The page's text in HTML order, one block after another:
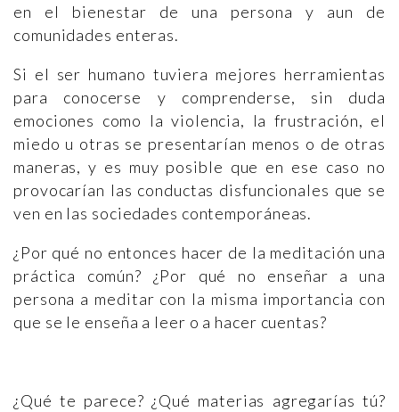
en el bienestar de una persona y aun de
comunidades enteras.
Si el ser humano tuviera mejores herramientas
para conocerse y comprenderse, sin duda
emociones como la violencia, la frustración, el
miedo u otras se presentarían menos o de otras
maneras, y es muy posible que en ese caso no
provocarían las conductas disfuncionales que se
ven en las sociedades contemporáneas.
¿Por qué no entonces hacer de la meditación una
práctica común? ¿Por qué no enseñar a una
persona a meditar con la misma importancia con
que se le enseña a leer o a hacer cuentas?
¿Qué te parece? ¿Qué materias agregarías tú?